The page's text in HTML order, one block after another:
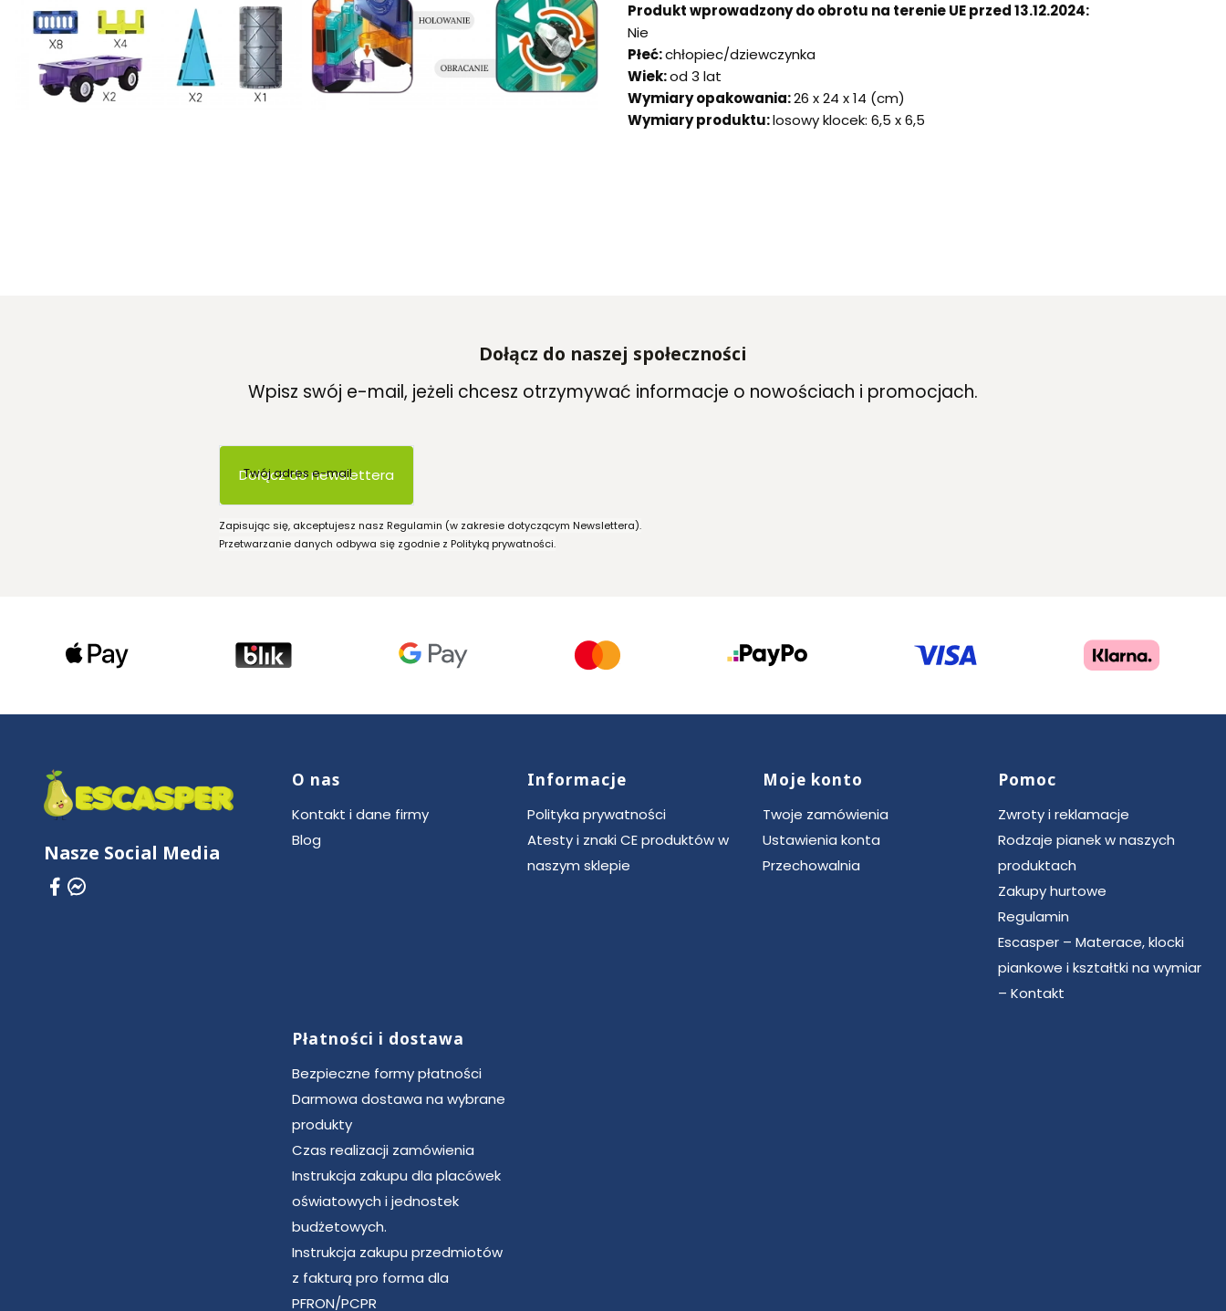
Produkt wprowadzony do obrotu na terenie UE przed 13.12.2024:
Nie
Płeć:chłopiec/dziewczynka
Wiek:od 3 lat
Wymiary opakowania:26 x 24 x 14 (cm)
Wymiary produktu:losowy klocek: 6,5 x 6,5
Dołącz do naszej społeczności
Wpisz swój e-mail, jeżeli chcesz otrzymywać informacje o nowościach i promocjach.
Twój adres e-mail
Dołącz do newslettera
Zapisując się, akceptujesz nasz Regulamin (w zakresie dotyczącym Newslettera).
Przetwarzanie danych odbywa się zgodnie z Polityką prywatności.
Nasze Social Media
Linki w stopce
O nas
Kontakt i dane firmy
Blog
Informacje
Polityka prywatności
Atesty i znaki CE produktów w
naszym sklepie
Moje konto
Twoje zamówienia
Ustawienia konta
Przechowalnia
Pomoc
Zwroty i reklamacje
Rodzaje pianek w naszych
produktach
Zakupy hurtowe
Regulamin
Escasper – Materace, klocki
piankowe i kształtki na wymiar
– Kontakt
Płatności i dostawa
Bezpieczne formy płatności
Darmowa dostawa na wybrane
produkty
Czas realizacji zamówienia
Instrukcja zakupu dla placówek
oświatowych i jednostek
budżetowych.
Instrukcja zakupu przedmiotów
z fakturą pro forma dla
PFRON/PCPR